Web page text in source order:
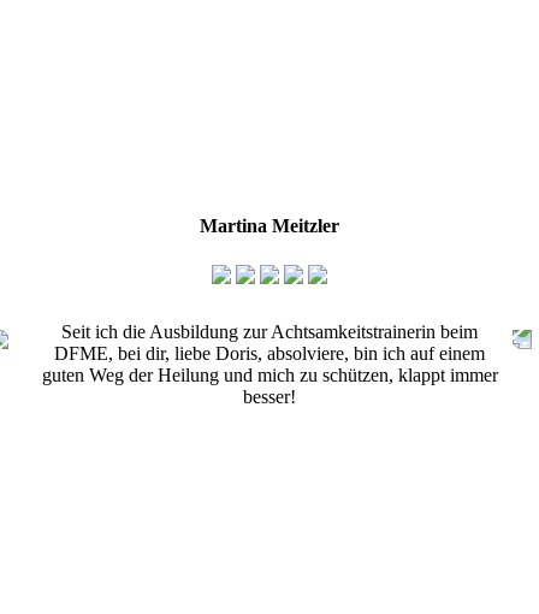
Martina Meitzler
Seit ich die Ausbildung zur Achtsamkeitstrainerin beim
DFME, bei dir, liebe Doris, absolviere, bin ich auf einem
guten Weg der Heilung und mich zu schützen, klappt immer
besser!